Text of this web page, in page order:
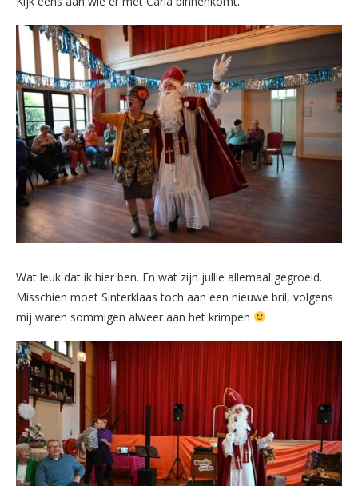
Wat leuk dat ik hier ben. En wat zijn jullie allemaal gegroeid.
Misschien moet Sinterklaas toch aan een nieuwe bril, volgens
mij waren sommigen alweer aan het krimpen